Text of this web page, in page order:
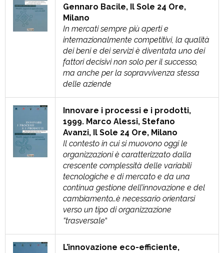
Gennaro Bacile, Il Sole 24 Ore,
Milano
In mercati sempre più aperti e
internazionalmente competitivi, la qualità
dei beni e dei servizi è diventata uno dei
fattori decisivi non solo per il successo,
ma anche per la sopravvivenza stessa
delle aziende
Innovare i processi e i prodotti,
1999. Marco Alessi, Stefano
Avanzi, Il Sole 24 Ore, Milano
Il contesto in cui si muovono oggi le
organizzazioni è caratterizzato dalla
crescente complessità delle variabili
tecnologiche e di mercato e da una
continua gestione dell’innovazione e del
cambiamento…è necessario orientarsi
verso un tipo di organizzazione
“trasversale“
L’innovazione eco-efficiente,